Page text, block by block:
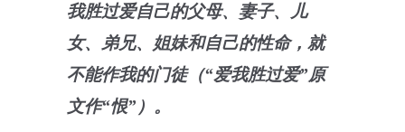
我胜过爱自己的父母、妻子、儿
女、弟兄、姐妹和自己的性命，就
不能作我的门徒（“爱我胜过爱”原
文作“恨”）。